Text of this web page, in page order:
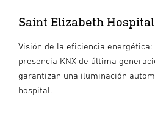
Saint Elizabeth
Visión de la eficiencia energética:
presencia KNX de última
garantizan una iluminación
hospital.